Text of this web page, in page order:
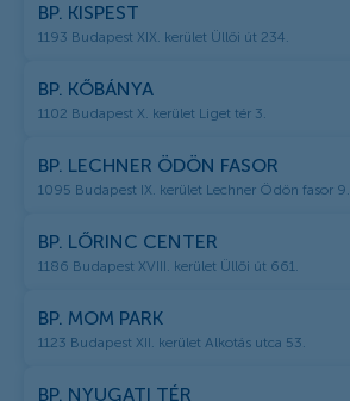
BP. KISPEST
1193 Budapest XIX. kerület Üllői út 234.
BP. KŐBÁNYA
1102 Budapest X. kerület Liget tér 3.
BP. LECHNER ÖDÖN FASOR
1095 Budapest IX. kerület Lechner Ödön fasor 9.
BP. LŐRINC CENTER
1186 Budapest XVIII. kerület Üllői út 661.
BP. MOM PARK
1123 Budapest XII. kerület Alkotás utca 53.
BP. NYUGATI TÉR